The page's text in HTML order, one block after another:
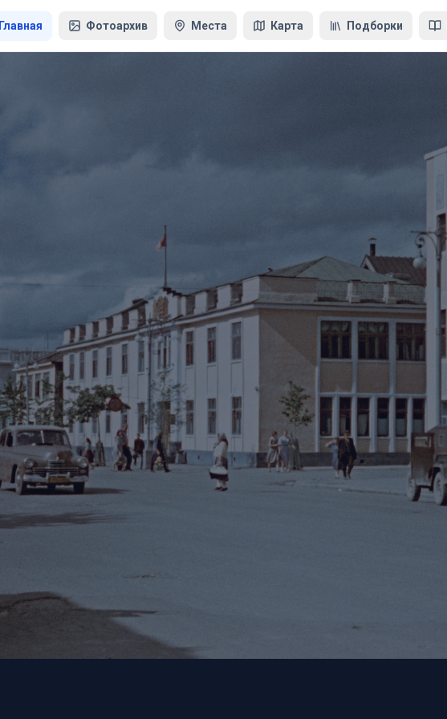
Главная Фотоархив Места Карта Подборки